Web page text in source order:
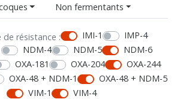
Non fermentants
de résistance : IMI-1
IMP-4
NDM-4 NDM-5
NDM-6
OXA-181 OXA-204
OXA-244
OXA-48 + NDM-1
OXA-48 + NDM-5
VIM-1
VIM-4